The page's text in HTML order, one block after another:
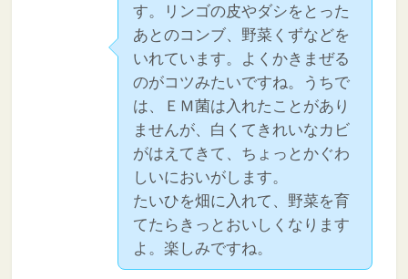
す。リンゴの皮やダシをとった
あとのコンブ、野菜くずなどを
いれています。よくかきまぜる
のがコツみたいですね。うちで
は、ＥＭ菌は入れたことがあり
ませんが、白くてきれいなカビ
がはえてきて、ちょっとかぐわ
しいにおいがします。
たいひを畑に入れて、野菜を育
てたらきっとおいしくなります
よ。楽しみですね。